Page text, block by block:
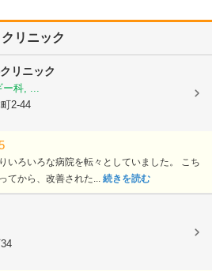
リニック
リニック
ー科, ...
2-44
いろいろな病院を転々としていました。 こち
てから、改善された... 続きを読む